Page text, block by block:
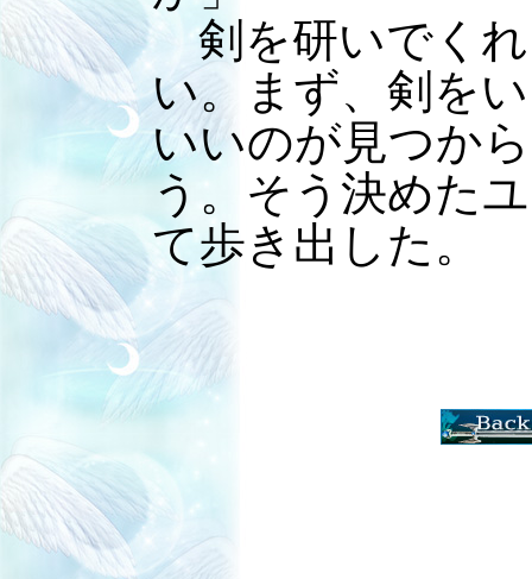
剣を研いでくれ
い。まず、剣を
いいのが見つか
う。そう決めた
て歩き出した。